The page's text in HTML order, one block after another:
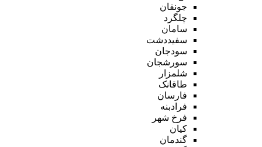
جونقان
چلگرد
سامان
سفیددشت
سودجان
سورشجان
شلمزار
طاقانک
فارسان
فرادبنه
فرخ شهر
کیان
گندمان